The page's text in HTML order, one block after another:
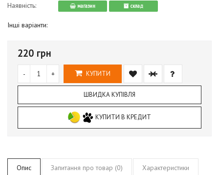
Наявність:
магазин cклад
Інші варіанти:
220 грн
- + КУПИТИ
ШВИДКА КУПІВЛЯ
КУПИТИ В КРЕДИТ
Опис Запитання про товар (0) Характеристики